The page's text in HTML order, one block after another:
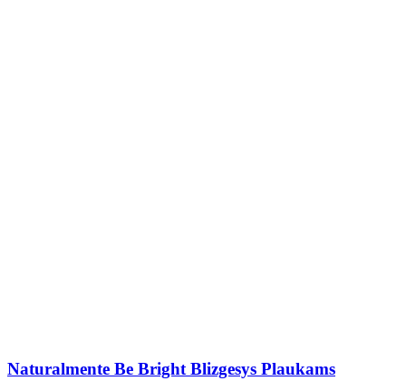
Naturalmente Be Bright Blizgesys Plaukams